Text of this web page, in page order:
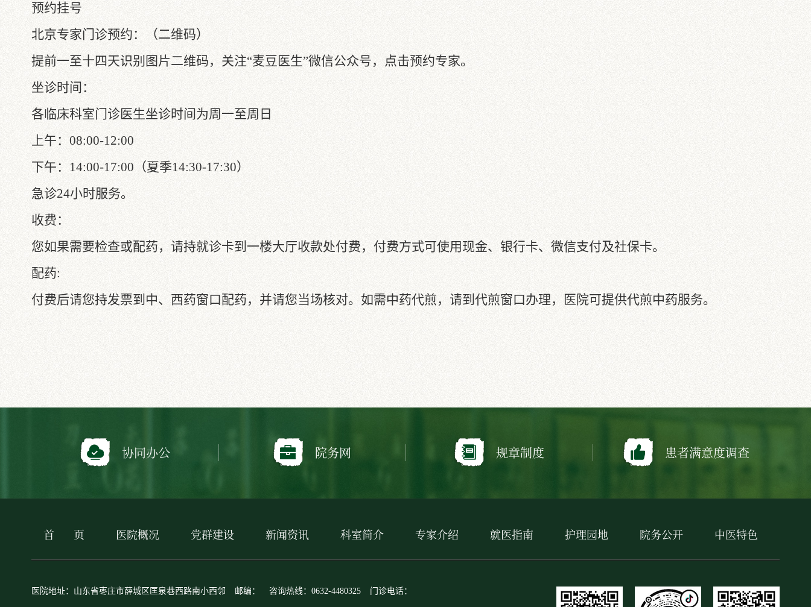
预约挂号
北京专家门诊预约：（二维码）
提前一至十四天识别图片二维码，关注“麦豆医生”微信公众号，点击预约专家。
坐诊时间：
各临床科室门诊医生坐诊时间为周一至周日
上午： 08:00-12:00
下午： 14:00-17:00（夏季14:30-17:30）
急诊24小时服务。
收费：
您如果需要检查或配药，请持就诊卡到一楼大厅收款处付费，付费方式可使用现金、银行卡、微信支付及社保卡。
配药:
付费后请您持发票到中、西药窗口配药，并请您当场核对。如需中药代煎，请到代煎窗口办理，医院可提供代煎中药服务。
协同办公 院务网 规章制度 患者满意度调查
首 页 医院概况 党群建设 新闻资讯 科室简介 专家介绍 就医指南 护理园地 院务公开 中医特色
医院地址：山东省枣庄市薛城区匡泉巷西路南小西邻 邮编： 咨询热线：0632-4480325 门诊电话：